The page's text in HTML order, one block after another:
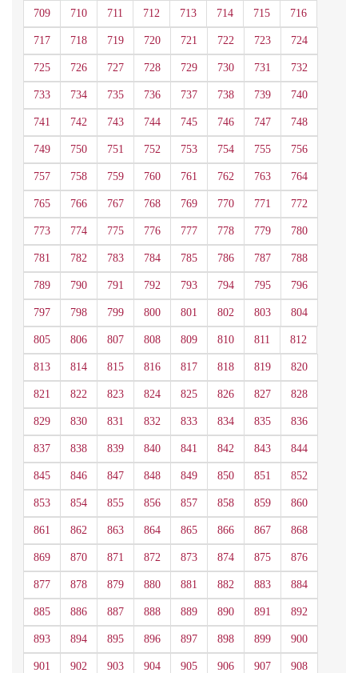
709 710 711 712 713 714 715 716
717 718 719 720 721 722 723 724
725 726 727 728 729 730 731 732
733 734 735 736 737 738 739 740
741 742 743 744 745 746 747 748
749 750 751 752 753 754 755 756
757 758 759 760 761 762 763 764
765 766 767 768 769 770 771 772
773 774 775 776 777 778 779 780
781 782 783 784 785 786 787 788
789 790 791 792 793 794 795 796
797 798 799 800 801 802 803 804
805 806 807 808 809 810 811 812
813 814 815 816 817 818 819 820
821 822 823 824 825 826 827 828
829 830 831 832 833 834 835 836
837 838 839 840 841 842 843 844
845 846 847 848 849 850 851 852
853 854 855 856 857 858 859 860
861 862 863 864 865 866 867 868
869 870 871 872 873 874 875 876
877 878 879 880 881 882 883 884
885 886 887 888 889 890 891 892
893 894 895 896 897 898 899 900
901 902 903 904 905 906 907 908